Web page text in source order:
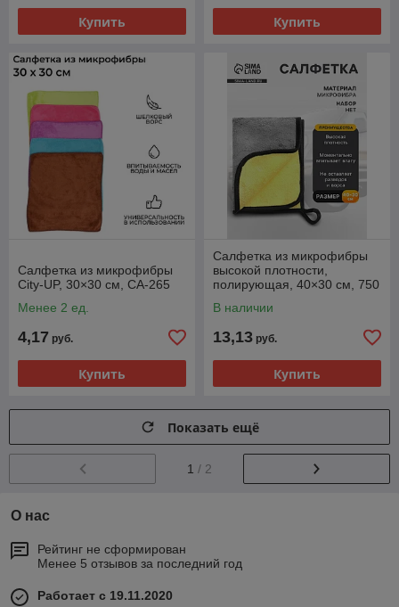
Купить Купить
Салфетка из микрофибры
City-UP, 30×30 см, СА-265
Менее 2 ед.
4,17 руб.
Купить
Салфетка из микрофибры
высокой плотности,
полирующая, 40×30 см, 750
В наличии
13,13 руб.
Купить
Показать ещё
1 / 2
О нас
Рейтинг не сформирован
Менее 5 отзывов за последний год
Работает с 19.11.2020